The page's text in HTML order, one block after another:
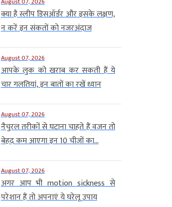
क्या है स्लीप डिसऑर्डर और इसके लक्षण,
न करें इन संकतों को नजरअंदाज
August 07, 2026
आपके लुक को खराब कर सकती हैं ये
चार गलतियां, इन बातों का रखें ध्यान
August 07, 2026
नैचुरल तरीकों से घटाना चाहते हैं वजन तो
बेहद कम आएगा इन 10 चीजों का...
August 07, 2026
अगर आप भी motion sickness से
परेशान हैं तो अपनाएं ये घरेलू उपाय